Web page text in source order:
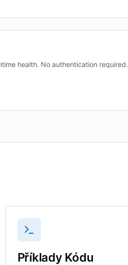
health. No authentication required.
Příklady Kódu